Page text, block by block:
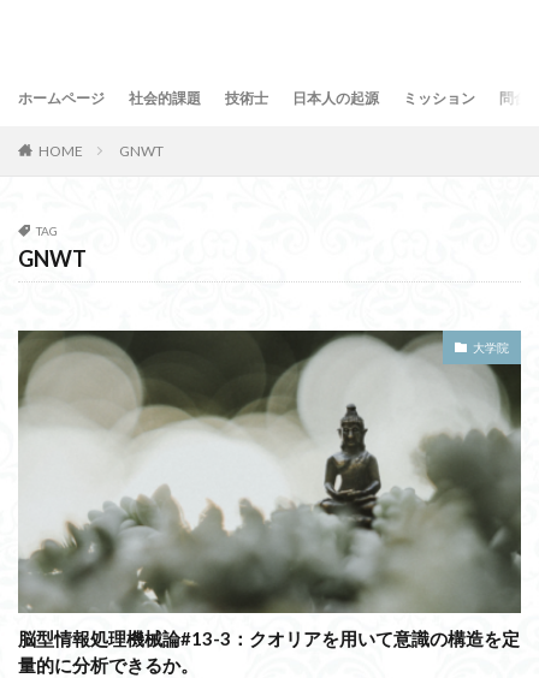
ホームページ 社会的課題 技術士 日本人の起源 ミッション 問合
HOME GNWT
TAG
GNWT
大学院
脳型情報処理機械論#13-3：クオリアを用いて意識の構造を定
量的に分析できるか。